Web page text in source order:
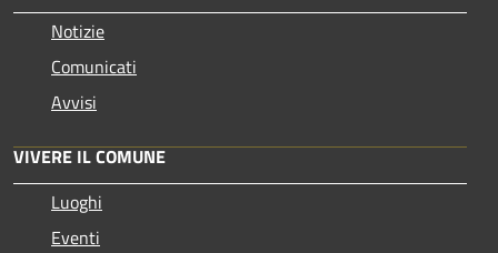
Notizie
Comunicati
Avvisi
VIVERE IL COMUNE
Luoghi
Eventi